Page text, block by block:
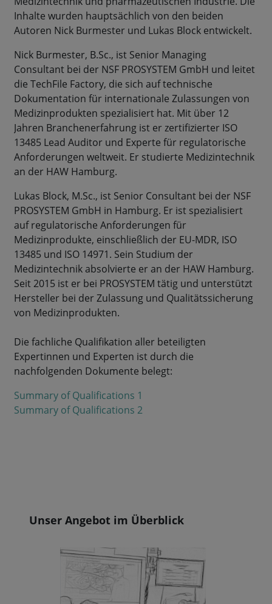
Inhalte wurden hauptsächlich von den beiden
Autoren Nick Burmester und Lukas Block entwickelt.
Nick Burmester, B.Sc., ist Senior Managing
Consultant bei der NSF PROSYSTEM GmbH und leitet
die TechFile Factory, die sich auf technische
Dokumentation für internationale Zulassungen von
Medizinprodukten spezialisiert hat. Mit über 12
Jahren Branchenerfahrung ist er zertifizierter ISO
13485 Lead Auditor und Experte für regulatorische
Anforderungen weltweit. Er studierte Medizintechnik
an der HAW Hamburg.
Lukas Block, M.Sc., ist Senior Consultant bei der NSF
PROSYSTEM GmbH in Hamburg. Er ist spezialisiert
auf regulatorische Anforderungen für
Medizinprodukte, einschließlich der EU-MDR, ISO
13485 und ISO 14971. Sein Studium der
Medizintechnik absolvierte er an der HAW Hamburg.
Seit 2015 ist er bei PROSYSTEM tätig und unterstützt
Hersteller bei der Zulassung und Qualitätssicherung
von Medizinprodukten.
Die fachliche Qualifikation aller beteiligten
Expertinnen und Experten ist durch die
nachfolgenden Dokumente belegt:
Summary of Qualifications 1
Summary of Qualifications 2
Unser Angebot im Überblick